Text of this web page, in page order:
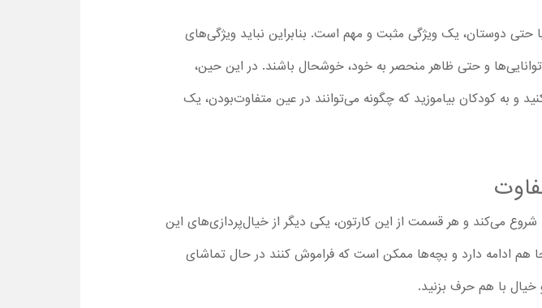
حتی دوستان، یک ویژگی مثبت و مهم است. بنابراین نباید ویژگی‌های
و حتی ظاهر منحصر به‌ خود، خوشحال باشند. در این حین،
و به کودکان بیاموزید که چگونه می‌توانند در عین متفاوت‌بودن، یک
می‌کند و هر قسمت از این کارتون، یکی دیگر از خیال‌پردازی‌های این
لاک پشت های نینجا هم ادامه دارد و بچه‌ها ممکن است که فراموش کنند در حال تماشای
خیال با هم حرف بزنید.